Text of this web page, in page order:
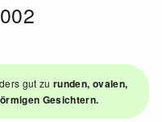
gut zurunden, ovalen,
Gesichtern.